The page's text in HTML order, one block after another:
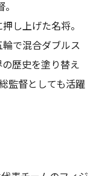
し上げた名将。
で混合ダブルス
歴史を塗り替え
監督としても活躍